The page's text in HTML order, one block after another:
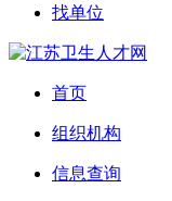
找单位
首页
组织机构
信息查询